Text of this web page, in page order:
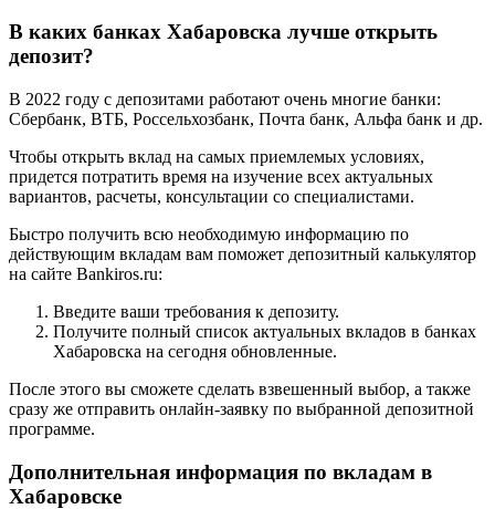
В каких банках Хабаровска лучше открыть
депозит?
В 2022 году с депозитами работают очень многие банки:
Сбербанк, ВТБ, Россельхозбанк, Почта банк, Альфа банк и др.
Чтобы открыть вклад на самых приемлемых условиях,
придется потратить время на изучение всех актуальных
вариантов, расчеты, консультации со специалистами.
Быстро получить всю необходимую информацию по
действующим вкладам вам поможет депозитный калькулятор
на сайте Bankiros.ru:
Введите ваши требования к депозиту.
Получите полный список актуальных вкладов в банках
Хабаровска на сегодня обновленные.
После этого вы сможете сделать взвешенный выбор, а также
сразу же отправить онлайн-заявку по выбранной депозитной
программе.
Дополнительная информация по вкладам в
Хабаровске